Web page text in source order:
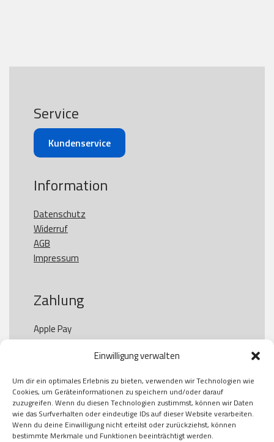
Einwilligung verwalten
Um dir ein optimales Erlebnis zu bieten, verwenden wir Technologien wie
Cookies, um Geräteinformationen zu speichern und/oder darauf
zuzugreifen. Wenn du diesen Technologien zustimmst, können wir Daten
wie das Surfverhalten oder eindeutige IDs auf dieser Website verarbeiten.
Wenn du deine Einwilligung nicht erteilst oder zurückziehst, können
bestimmte Merkmale und Funktionen beeinträchtigt werden.
Service
Kundenservice
Information
Datenschutz
Widerruf
AGB
Impressum
Zahlung
Apple Pay
Paypal
Kauf auf Rechung
Klarna
American Express